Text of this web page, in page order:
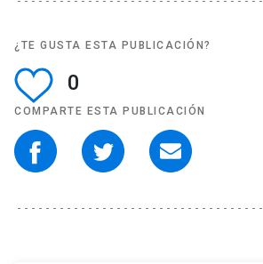
¿TE GUSTA ESTA PUBLICACIÓN?
0
COMPARTE ESTA PUBLICACIÓN